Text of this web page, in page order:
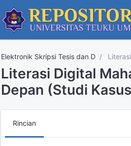
Elektronik Skripsi Tesis dan D
Literasi Digital
Depan (Studi
Rincian